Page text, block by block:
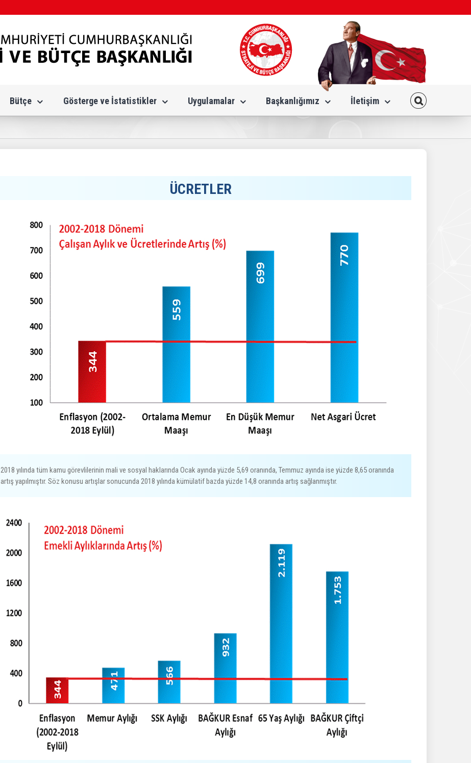
Bütçe Gösterge ve İstatistikler Uygulamalar Başkanlığımız İletişim
ÜCRETLER
2018 yılında tüm kamu görevlilerinin mali ve sosyal haklarında Ocak ayında yüzde 5,69 oranında, Temmuz ayında ise yüzde 8,65 oranında
artış yapılmıştır. Söz konusu artışlar sonucunda 2018 yılında kümülatif bazda yüzde 14,8 oranında artış sağlanmıştır.